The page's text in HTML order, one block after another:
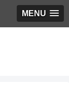
MENU